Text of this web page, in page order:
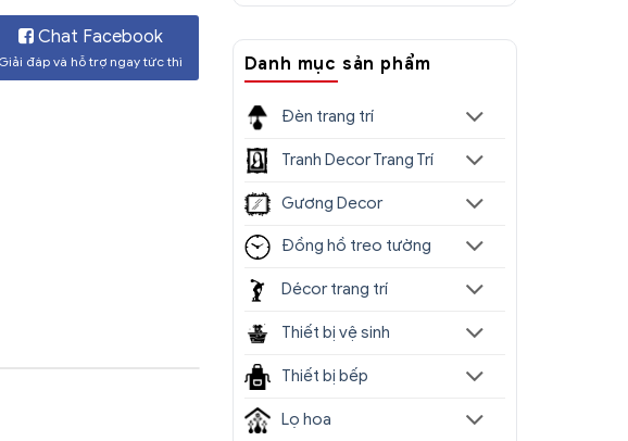
Chat Facebook
Giải đáp và hỗ trợ ngay tức thì Danh mục sản phẩm
Đèn trang trí
Tranh Decor Trang Trí
Gương Decor
Đồng hồ treo tường
Décor trang trí
Thiết bị vệ sinh
Thiết bị bếp
Lọ hoa